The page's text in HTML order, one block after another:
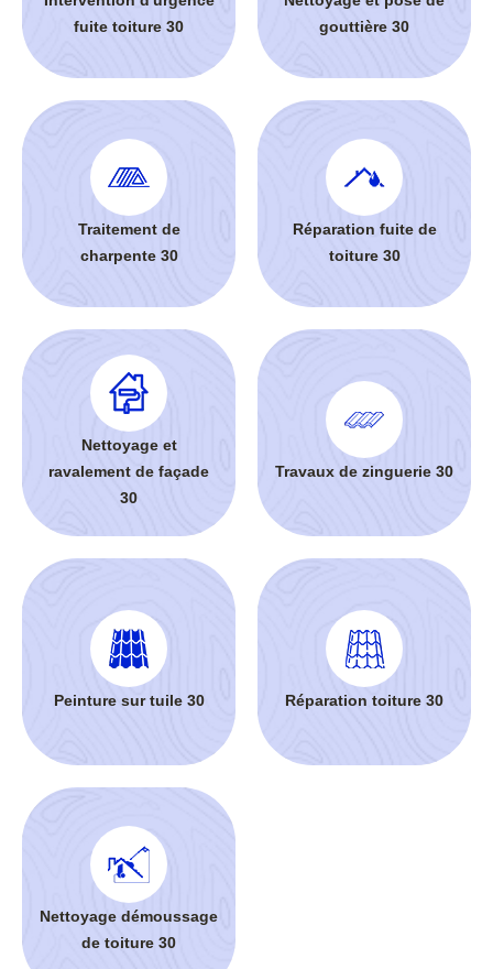
fuite toiture 30
gouttière 30
Traitement de
charpente 30
Réparation fuite de
toiture 30
Nettoyage et
ravalement de façade
30
Travaux de zinguerie 30
Peinture sur tuile 30 Réparation toiture 30
Nettoyage démoussage
de toiture 30